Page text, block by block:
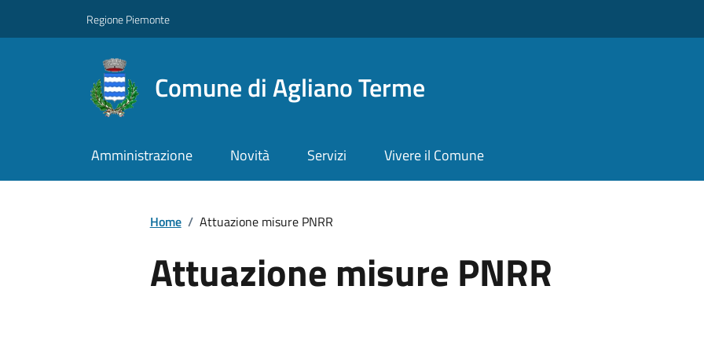
Regione Piemonte
Comune di Agliano Terme
Amministrazione Novità Servizi Vivere il Comune
Home / Attuazione misure PNRR
Attuazione misure PNRR